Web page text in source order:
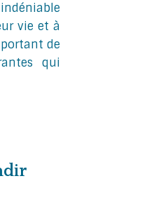
vie et à
de
qui